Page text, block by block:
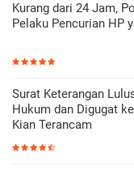
Kurang dari 24 Jam,
Pelaku Pencurian HP
Surat Keterangan
Hukum dan Digugat
Kian Terancam